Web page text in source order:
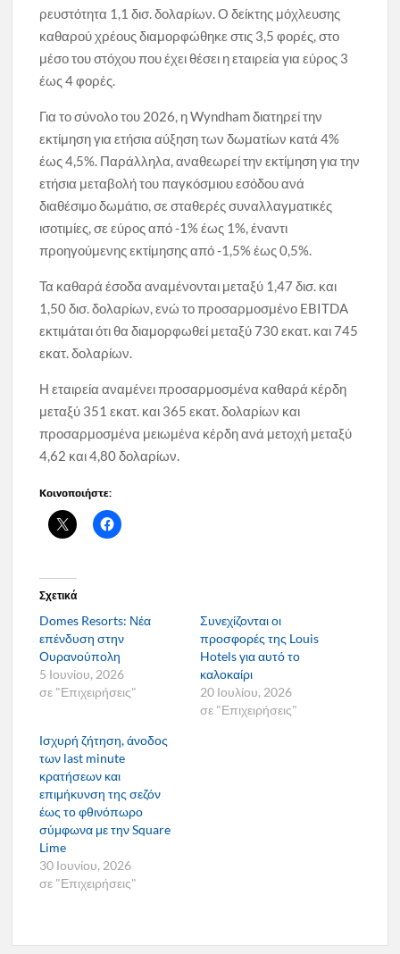
ρευστότητα 1,1 δισ. δολαρίων. Ο δείκτης μόχλευσης
καθαρού χρέους διαμορφώθηκε στις 3,5 φορές, στο
μέσο του στόχου που έχει θέσει η εταιρεία για εύρος 3
έως 4 φορές.
Για το σύνολο του 2026, η Wyndham διατηρεί την
εκτίμηση για ετήσια αύξηση των δωματίων κατά 4%
έως 4,5%. Παράλληλα, αναθεωρεί την εκτίμηση για την
ετήσια μεταβολή του παγκόσμιου εσόδου ανά
διαθέσιμο δωμάτιο, σε σταθερές συναλλαγματικές
ισοτιμίες, σε εύρος από -1% έως 1%, έναντι
προηγούμενης εκτίμησης από -1,5% έως 0,5%.
Τα καθαρά έσοδα αναμένονται μεταξύ 1,47 δισ. και
1,50 δισ. δολαρίων, ενώ το προσαρμοσμένο EBITDA
εκτιμάται ότι θα διαμορφωθεί μεταξύ 730 εκατ. και 745
εκατ. δολαρίων.
Η εταιρεία αναμένει προσαρμοσμένα καθαρά κέρδη
μεταξύ 351 εκατ. και 365 εκατ. δολαρίων και
προσαρμοσμένα μειωμένα κέρδη ανά μετοχή μεταξύ
4,62 και 4,80 δολαρίων.
Κοινοποιήστε:
Σχετικά
Domes Resorts: Νέα
επένδυση στην
Ουρανούπολη
5 Ιουνίου, 2026
σε "Επιχειρήσεις"
Συνεχίζονται οι
προσφορές της Louis
Hotels για αυτό το
καλοκαίρι
20 Ιουλίου, 2026
σε "Επιχειρήσεις"
Ισχυρή ζήτηση, άνοδος
των last minute
κρατήσεων και
επιμήκυνση της σεζόν
έως το φθινόπωρο
σύμφωνα με την Square
Lime
30 Ιουνίου, 2026
σε "Επιχειρήσεις"